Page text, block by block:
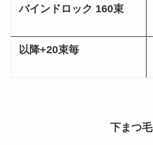
バインドロック 160束
以降+20束毎
下まつ毛